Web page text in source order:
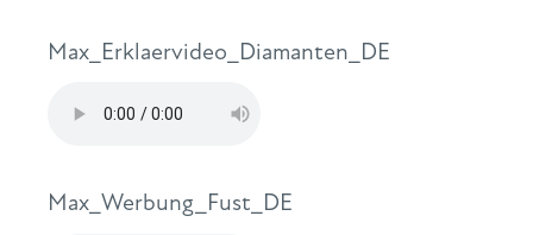
Max_Erklaervideo_Diamanten_DE
Max_Werbung_Fust_DE